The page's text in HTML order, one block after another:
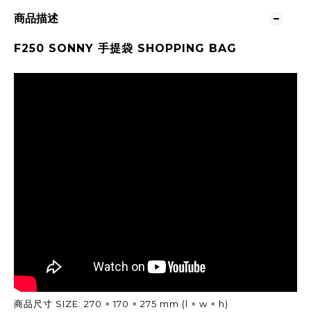
商品描述
F250 SONNY 手提袋 SHOPPING BAG
商品尺寸 SIZE: 270 × 170 × 275 mm (l × w × h)